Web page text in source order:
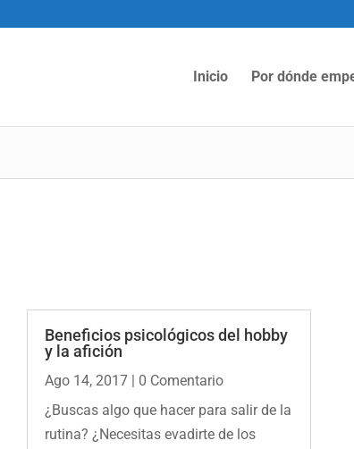
Inicio Por dónde
Beneficios psicológicos del hobby
y la afición
Ago 14, 2017| 0 Comentario
¿Buscas algo que hacer para salir de la
rutina? ¿Necesitas evadirte de los